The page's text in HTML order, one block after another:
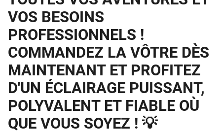
VOS BESOINS
PROFESSIONNELS !
COMMANDEZ LA VÔTRE DÈS
MAINTENANT ET PROFITEZ
D'UN ÉCLAIRAGE PUISSANT,
POLYVALENT ET FIABLE OÙ
QUE VOUS SOYEZ ! 💡